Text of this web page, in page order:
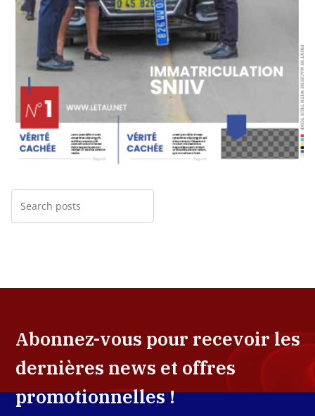
Abonnez-vous pour recevoir les
dernières news et offres
promotionnelles !